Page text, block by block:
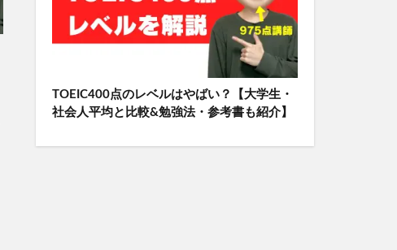
TOEIC400点のレベルはやばい？【大学生・
社会人平均と比較&勉強法・参考書も紹介】